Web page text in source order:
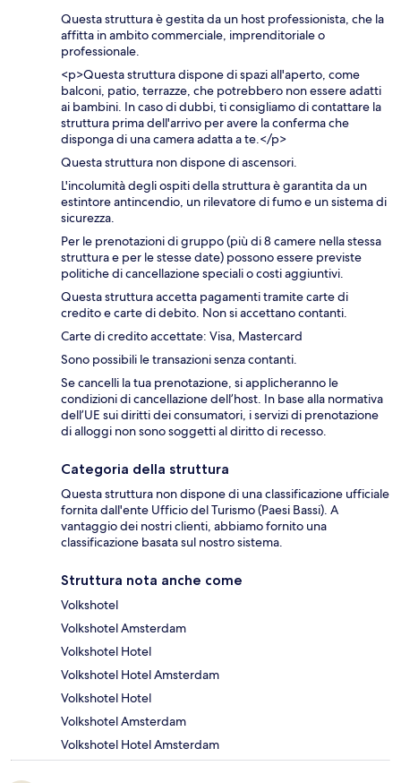
Questa struttura è gestita da un host professionista, che la
affitta in ambito commerciale, imprenditoriale o
professionale.
<p>Questa struttura dispone di spazi all'aperto, come
balconi, patio, terrazze, che potrebbero non essere adatti
ai bambini. In caso di dubbi, ti consigliamo di contattare la
struttura prima dell'arrivo per avere la conferma che
disponga di una camera adatta a te.</p>
Questa struttura non dispone di ascensori.
L'incolumità degli ospiti della struttura è garantita da un
estintore antincendio, un rilevatore di fumo e un sistema di
sicurezza.
Per le prenotazioni di gruppo (più di 8 camere nella stessa
struttura e per le stesse date) possono essere previste
politiche di cancellazione speciali o costi aggiuntivi.
Questa struttura accetta pagamenti tramite carte di
credito e carte di debito. Non si accettano contanti.
Carte di credito accettate: Visa, Mastercard
Sono possibili le transazioni senza contanti.
Se cancelli la tua prenotazione, si applicheranno le
condizioni di cancellazione dell’host. In base alla normativa
dell’UE sui diritti dei consumatori, i servizi di prenotazione
di alloggi non sono soggetti al diritto di recesso.
Categoria della struttura
Questa struttura non dispone di una classificazione ufficiale
fornita dall'ente Ufficio del Turismo (Paesi Bassi). A
vantaggio dei nostri clienti, abbiamo fornito una
classificazione basata sul nostro sistema.
Struttura nota anche come
Volkshotel
Volkshotel Amsterdam
Volkshotel Hotel
Volkshotel Hotel Amsterdam
Volkshotel Hotel
Volkshotel Amsterdam
Volkshotel Hotel Amsterdam